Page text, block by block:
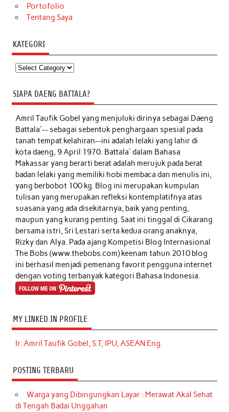
Portofolio
Tentang Saya
KATEGORI
Kategori
SIAPA DAENG BATTALA?
Amril Taufik Gobelyang menjuluki dirinya sebagai Daeng
Battala'-- sebagai sebentuk penghargaan spesial pada
tanah tempat kelahiran--ini adalah lelaki yang lahir di
kota daeng, 9 April 1970. Battala' dalam Bahasa
Makassar yang berarti berat adalah merujuk pada berat
badan lelaki yang memiliki hobi membaca dan menulis ini,
yang berbobot 100 kg. Blog ini merupakan kumpulan
tulisan yang merupakan refleksi kontemplatifnya atas
suasana yang ada disekitarnya, baik yang penting,
maupun yang kurang penting. Saat ini tinggal di Cikarang
bersama istri, Sri Lestari serta kedua orang anaknya,
Rizky dan Alya. Pada ajang Kompetisi Blog Internasional
The Bobs (www.thebobs.com) keenam tahun 2010 blog
ini berhasil menjadi pemenang favorit pengguna internet
dengan voting terbanyak kategori Bahasa Indonesia.
MY LINKED IN PROFILE
Ir. Amril Taufik Gobel, S.T, IPU, ASEAN Eng.
POSTING TERBARU
Warga yang Dibingungkan Layar : Merawat Akal Sehat
di Tengah Badai Unggahan